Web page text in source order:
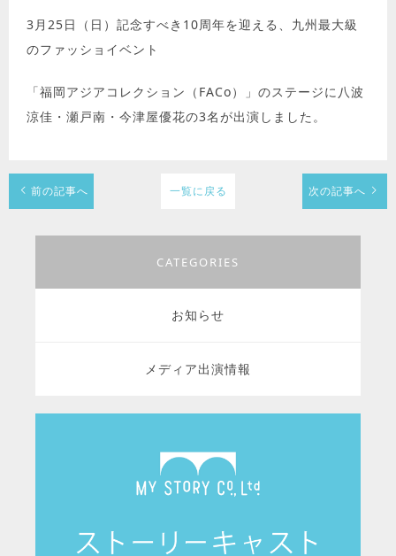
3月25日（日）記念すべき10周年を迎える、九州最大級
のファッショイベント
「福岡アジアコレクション（FACo）」のステージに八波
涼佳・瀬戸南・今津屋優花の3名が出演しました。
一覧に戻る
前の記事へ 次の記事へ
CATEGORIES
お知らせ
メディア出演情報